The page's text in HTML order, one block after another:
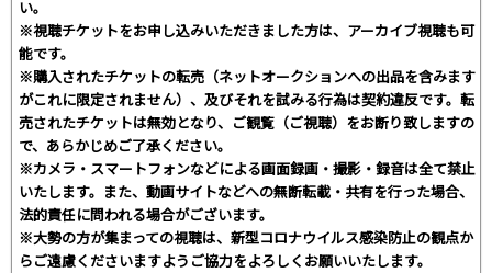
い。
※視聴チケットをお申し込みいただきました方は、アーカイブ視聴も可
能です。
※購入されたチケットの転売（ネットオークションへの出品を含みます
がこれに限定されません）、及びそれを試みる行為は契約違反です。転
売されたチケットは無効となり、ご観覧（ご視聴）をお断り致しますの
で、あらかじめご了承ください。
※カメラ・スマートフォンなどによる画面録画・撮影・録音は全て禁止
いたします。また、動画サイトなどへの無断転載・共有を行った場合、
法的責任に問われる場合がございます。
※大勢の方が集まっての視聴は、新型コロナウイルス感染防止の観点か
らご遠慮くださいますようご協力をよろしくお願いいたします。